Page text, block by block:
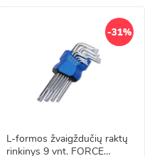
-31%
L-formos žvaigždučių raktų
rinkinys 9 vnt. FORCE